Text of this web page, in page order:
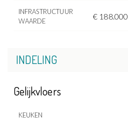
INFRASTRUCTUUR
WAARDE
€ 188.000
INDELING
Gelijkvloers
KEUKEN